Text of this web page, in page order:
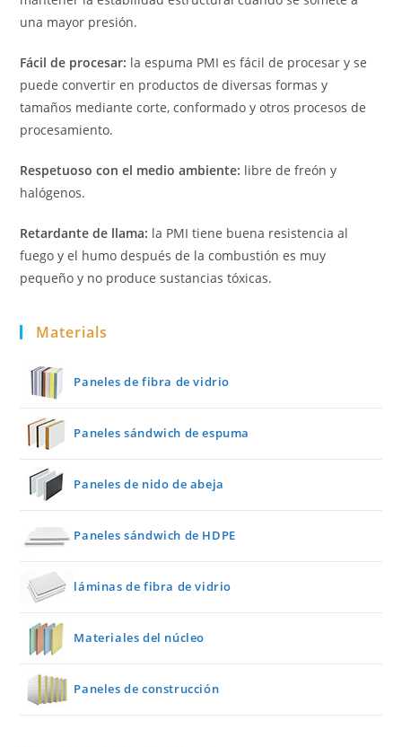
una mayor presión.
Fácil de procesar: la espuma PMI es fácil de procesar y se
puede convertir en productos de diversas formas y
tamaños mediante corte, conformado y otros procesos de
procesamiento.
Respetuoso con el medio ambiente: libre de freón y
halógenos.
Retardante de llama: la PMI tiene buena resistencia al
fuego y el humo después de la combustión es muy
pequeño y no produce sustancias tóxicas.
Materials
Paneles de fibra de vidrio
Paneles sándwich de espuma
Paneles de nido de abeja
Paneles sándwich de HDPE
láminas de fibra de vidrio
Materiales del núcleo
Paneles de construcción